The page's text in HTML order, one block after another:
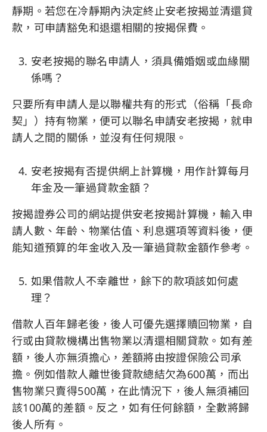
靜期。若您在冷靜期內決定終止安老按揭並清還貸
款，可申請豁免和退還相關的按揭保費。
安老按揭的聯名申請人，須具備婚姻或血緣關
係嗎？
只要所有申請人是以聯權共有的形式（俗稱「長命
契」）持有物業，便可以聯名申請安老按揭，就申
請人之間的關係，並沒有任何規限。
安老按揭有否提供網上計算機，用作計算每月
年金及一筆過貸款金額？
按揭證券公司的網站提供安老按揭計算機，輸入申
請人數、年齡、物業估值、利息選項等資料後，便
能知道預算的年金收入及一筆過貸款金額作參考。
如果借款人不幸離世，餘下的款項該如何處
理？
借款人百年歸老後，後人可優先選擇贖回物業，自
行或由貸款機構出售物業以清還相關貸款。如有差
額，後人亦無須擔心，差額將由按證保險公司承
擔。例如借款人離世後貸款總結欠為600萬，而出
售物業只賣得500萬，在此情況下，後人無須補回
該100萬的差額。反之，如有任何餘額，全數將歸
後人所有。